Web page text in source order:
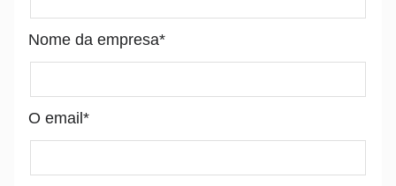
Nome da empresa*
O email*